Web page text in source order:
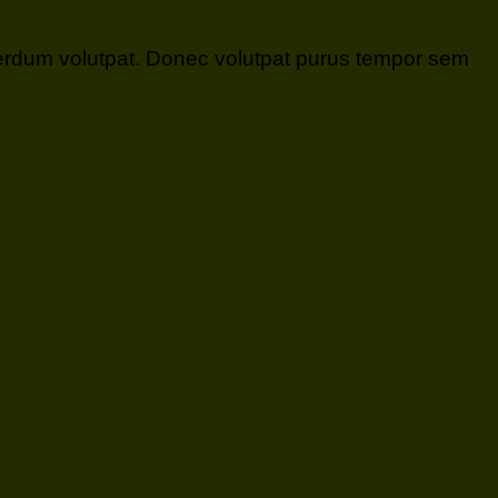
volutpat. Donec volutpat purus tempor sem